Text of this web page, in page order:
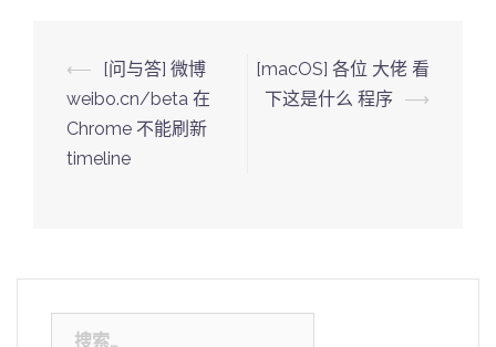
Post
navigation
⟵
[问与答] 微博
weibo.cn/beta 在
Chrome 不能刷新
timeline
[macOS] 各位 大佬 看
下这是什么 程序 ⟶